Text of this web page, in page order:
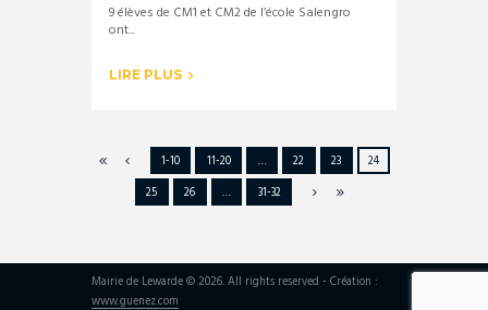
9 élèves de CM1 et CM2 de l’école Salengro
ont...
LIRE PLUS
1-10 11-20 … 22 23
24
25
26 … 31-32
Mairie de Lewarde © 2026. All rights reserved - Création :
www.guenez.com